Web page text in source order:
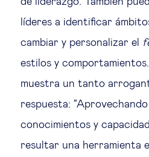
líderes a identificar
cambiar y personalizar el
estilos y
muestra un tanto
respuesta:
conocimientos y
resultar una herramienta